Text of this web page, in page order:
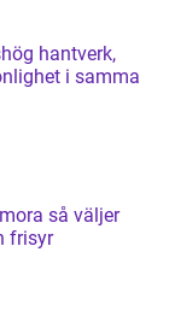
i samma
väljer
frisyr